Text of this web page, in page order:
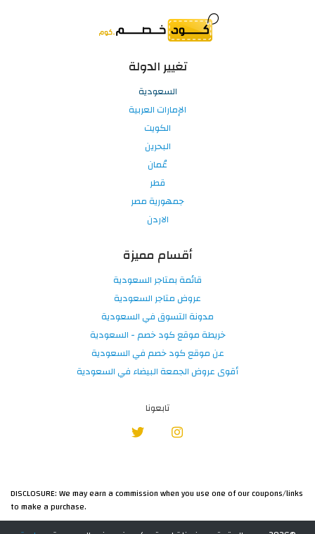
تغيير الدولة
السعودية
الإمارات العربية
الكويت
البحرين
عُمان
قطر
جمهورية مصر
الاردن
أقسام مميزة
قائمة بمتاجر السعودية
عروض متاجر السعودية
مدونة التسوق في السعودية
خريطة موقع كود خصم - السعودية
عن موقع كود خصم في السعودية
أقوى عروض الجمعة البيضاء في السعودية
تابعونا
DISCLOSURE: We may earn a commission when you use one of our coupons/links
to make a purchase.